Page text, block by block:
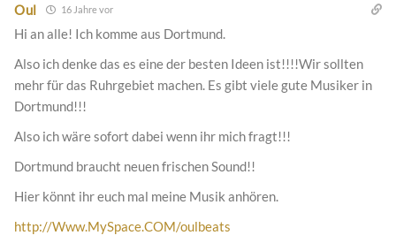
Oul 16 Jahre vor
Hi an alle! Ich komme aus Dortmund.
Also ich denke das es eine der besten Ideen ist!!!!Wir sollten
mehr für das Ruhrgebiet machen. Es gibt viele gute Musiker in
Dortmund!!!
Also ich wäre sofort dabei wenn ihr mich fragt!!!
Dortmund braucht neuen frischen Sound!!
Hier könnt ihr euch mal meine Musik anhören.
http://Www.MySpace.COM/oulbeats